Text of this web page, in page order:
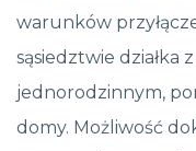
warunków
sąsiedztwie działka
jednorodzinnym,
domy. Możliwość